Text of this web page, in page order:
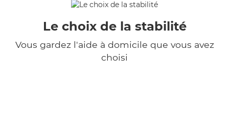
Le choix de la stabilité
Vous gardez l'aide à domicile que vous avez
choisi